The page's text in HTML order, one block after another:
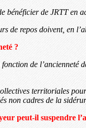
bénéficier de JRTT en
de repos doivent, en
?
de l’ancienneté
territoriales
non cadres de la
peut-il suspendre